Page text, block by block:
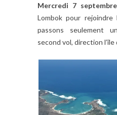
Mercredi 7
Lombok pour
passons seulement
second vol, direction l’île